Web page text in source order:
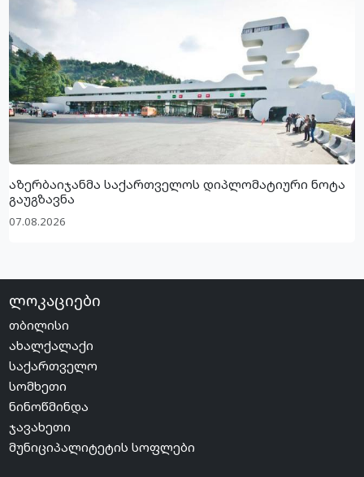
აზერბაიჯანმა საქართველოს დიპლომატიური ნოტა
გაუგზავნა
07.08.2026
ლოკაციები
თბილისი
ახალქალაქი
საქართველო
სომხეთი
ნინოწმინდა
ჯავახეთი
მუნიციპალიტეტის სოფლები